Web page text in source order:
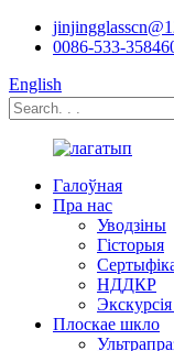
0086-533-
English
Галоўная
Пра нас
Уводзіны
Гісторыя
НДДКР
Плоскае шкло